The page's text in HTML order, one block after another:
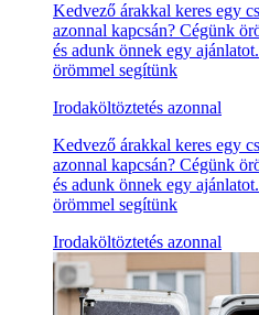
Kedvező árakkal keres egy
azonnal kapcsán? Cégünk
és adunk önnek egy
örömmel segítünk
Irodaköltöztetés azonnal
Kedvező árakkal keres egy
azonnal kapcsán? Cégünk
és adunk önnek egy
örömmel segítünk
Irodaköltöztetés azonnal